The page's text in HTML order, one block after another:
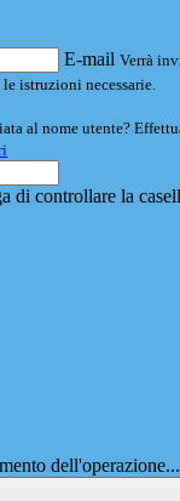
E-mail Verrà
istruzioni necessarie.
al nome utente?
di controllare la
dell'operazione...